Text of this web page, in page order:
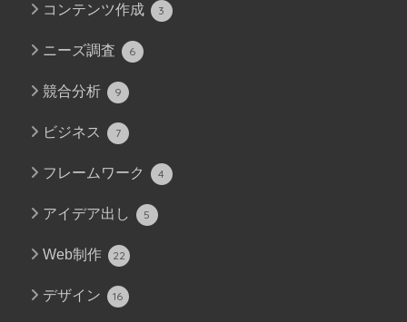
コンテンツ作成 3
ニーズ調査 6
競合分析 9
ビジネス 7
フレームワーク 4
アイデア出し 5
Web制作 22
デザイン 16